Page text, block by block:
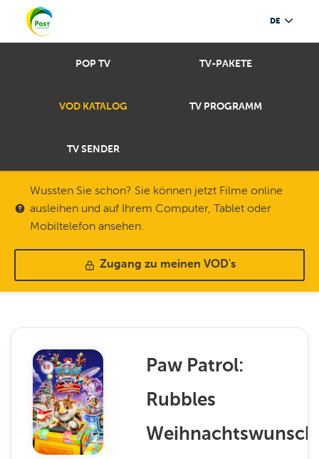
DE
POP TV TV-PAKETE
VOD KATALOG TV PROGRAMM
TV SENDER
Wussten Sie schon? Sie können jetzt Filme online
ausleihen und auf Ihrem Computer, Tablet oder
Mobiltelefon ansehen.
Zugang zu meinen VOD's
Paw Patrol:
Rubbles
Weihnachtswunsch